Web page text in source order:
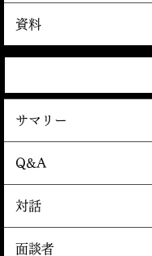
資料
サマリー
Q&A
対話
面談者